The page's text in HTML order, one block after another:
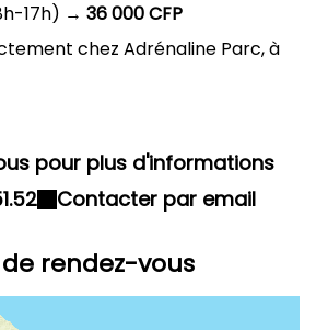
17h) → 36 000 CFP
chez Adrénaline Parc, à
pour plus d'informations
Contacter par email
de rendez-vous